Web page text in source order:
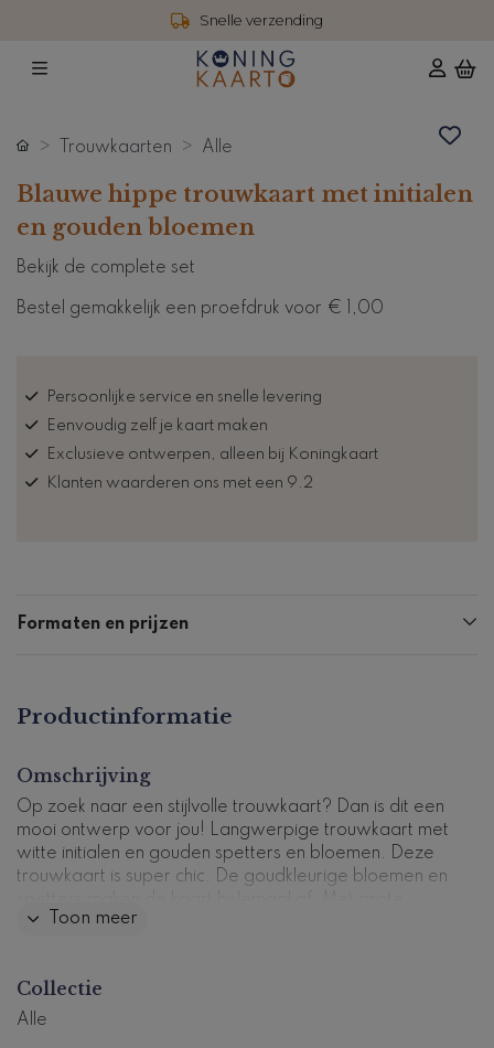
Snelle verzending
Trouwkaarten Alle
Blauwe hippe trouwkaart met initialen
en gouden bloemen
Bekijk de complete set
Bestel gemakkelijk een proefdruk voor € 1,00
Persoonlijke service en snelle levering
Eenvoudig zelf je kaart maken
Exclusieve ontwerpen, alleen bij Koningkaart
Klanten waarderen ons met een 9.2
Formaten en prijzen
Productinformatie
Omschrijving
Op zoek naar een stijlvolle trouwkaart? Dan is dit een
mooi ontwerp voor jou! Langwerpige trouwkaart met
witte initialen en gouden spetters en bloemen. Deze
trouwkaart is super chic. De goudkleurige bloemen en
stijlvolle typografie staan de initialen van jou en je
Dit product maakt deel uit van
Toon meer
Collectie
Alle